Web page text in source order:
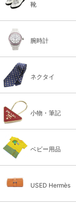
靴
腕時計
ネクタイ
小物・筆記
ベビー用品
USED Hermès